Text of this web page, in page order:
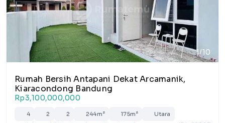
1/10
Rumah Bersih Antapani Dekat Arcamanik,
Kiaracondong Bandung
Rp3,100,000,000
4 2 2 244m² 175m² Utara